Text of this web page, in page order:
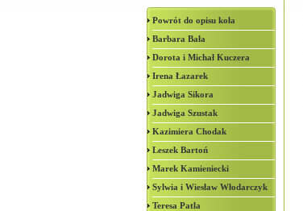
Powrót do opisu koła
Barbara Bała
Dorota i Michał Kuczera
Irena Łazarek
Jadwiga Sikora
Jadwiga Szustak
Kazimiera Chodak
Leszek Bartoń
Marek Kamieniecki
Sylwia i Wiesław Włodarczyk
Teresa Patla